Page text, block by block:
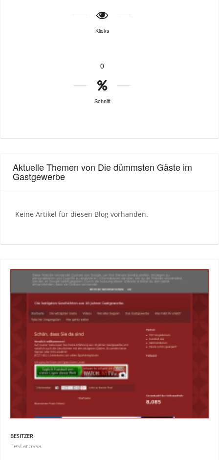
Klicks
0
Schnitt
Aktuelle Themen von Die dümmsten Gäste im
Gastgewerbe
Keine Artikel für diesen Blog vorhanden.
BESITZER
Testarossa